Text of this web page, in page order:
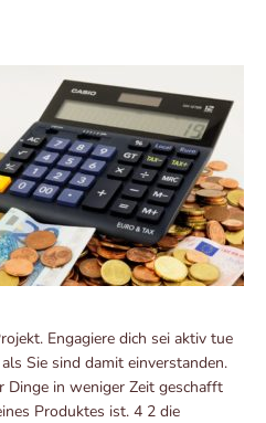
Engagiere dich sei aktiv tue
Sie sind damit einverstanden.
Dinge in weniger Zeit geschafft
Produktes ist. 4 2 die